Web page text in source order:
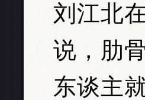
刘江北
说，肋
东谈主